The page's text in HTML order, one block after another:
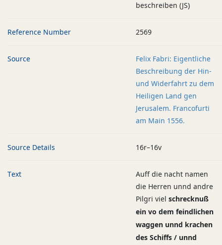
beschreiben (JS)
Reference Number 2569
Source
Felix Fabri: Eigentliche
Beschreibung der Hin-
und Widerfahrt zu dem
Heiligen Land gen
Jerusalem. Francofurti
am Main 1556.
Source Details 16r–16v
Text
Auff die nacht namen
die Herren unnd andre
Pilgri viel schrecknuß
ein vo dem feindlichen
waggen unnd krachen
des Schiffs / unnd